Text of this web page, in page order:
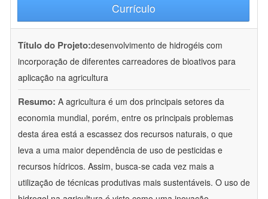
Currículo
Título do Projeto:desenvolvimento de hidrogéis com
incorporação de diferentes carreadores de bioativos para
aplicação na agricultura
Resumo: A agricultura é um dos principais setores da
economia mundial, porém, entre os principais problemas
desta área está a escassez dos recursos naturais, o que
leva a uma maior dependência de uso de pesticidas e
recursos hídricos. Assim, busca-se cada vez mais a
utilização de técnicas produtivas mais sustentáveis. O uso de